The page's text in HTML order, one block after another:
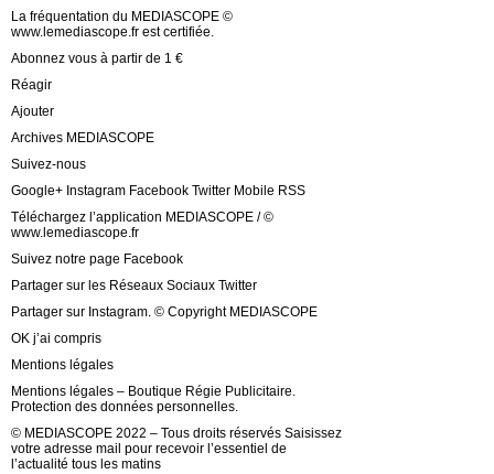
La fréquentation du MEDIASCOPE ©
www.lemediascope.fr est certifiée.
Abonnez vous à partir de 1 €
Réagir
Ajouter
Archives MEDIASCOPE
Suivez-nous
Google+ Instagram Facebook Twitter Mobile RSS
Téléchargez l’application MEDIASCOPE / ©
www.lemediascope.fr
Suivez notre page Facebook
Partager sur les Réseaux Sociaux Twitter
Partager sur Instagram. © Copyright MEDIASCOPE
OK j’ai compris
Mentions légales
Mentions légales – Boutique Régie Publicitaire.
Protection des données personnelles.
© MEDIASCOPE 2022 – Tous droits réservés Saisissez
votre adresse mail pour recevoir l’essentiel de
l’actualité tous les matins